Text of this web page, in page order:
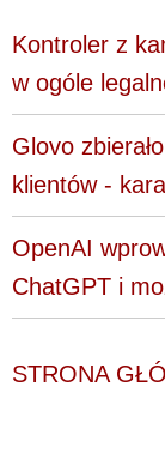
Kontroler z
w ogóle
Glovo
klientów -
OpenAI
ChatGPT i
STRONA